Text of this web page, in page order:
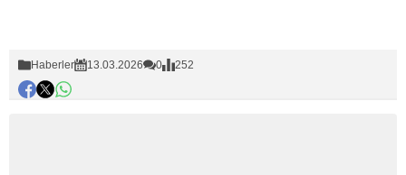
Haberler 13.03.2026 0 252